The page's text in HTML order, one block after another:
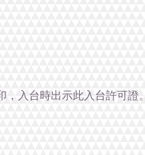
入台時出示此入台許可證。